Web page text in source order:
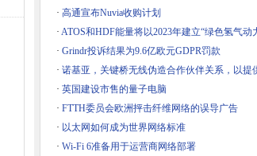
· 高通宣布Nuvia收购计划
· ATOS和HDF能量将以2023年建立“绿色氢气动
· Grindr投诉结果为9.6亿欧元GDPR罚款
· 诺基亚，关键桥无线伪造合作伙伴关系，以提
· 英国建设市售的量子电脑
· FTTH委员会欧洲抨击纤维网络的误导广告
· 以太网如何成为世界网络标准
· Wi-Fi 6准备用于运营商网络部署